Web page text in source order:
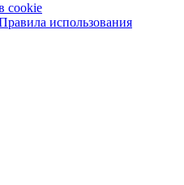
cookie
использования